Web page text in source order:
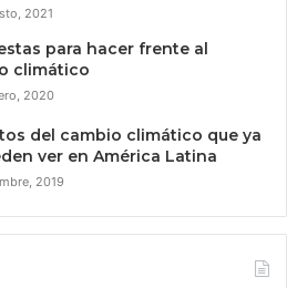
2021
para hacer frente al
climático
2020
del cambio climático que ya
ver en América Latina
2019